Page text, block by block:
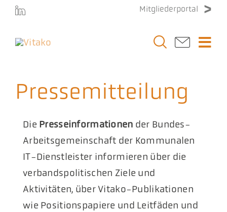
Zum
springen
Mitgliederportal
Stellenmarkt
Veranstaltungen
Presse
Pressemitteilung
Die Presseinformationen der Bundes-
Arbeitsgemeinschaft der Kommunalen
IT-Dienstleister informieren über die
verbandspolitischen Ziele und
Aktivitäten, über Vitako-Publikationen
wie Positionspapiere und Leitfäden und